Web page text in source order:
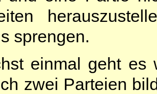
sprengen.
einmal geht es
zwei Parteien